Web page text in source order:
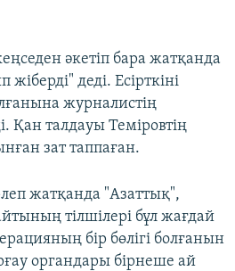
әкетіп бара жатқанда
деді. Есірткіні
журналистің
Қан талдауы Теміровтің
зат таппаған.
жатқанда "Азаттық",
тілшілері бұл жағдай
бір бөлігі болғанын
органдары бірнеше ай